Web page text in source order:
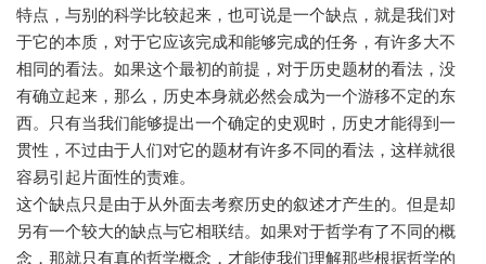
特点，与别的科学比较起来，也可说是一个缺点，就是我们对
于它的本质，对于它应该完成和能够完成的任务，有许多大不
相同的看法。如果这个最初的前提，对于历史题材的看法，没
有确立起来，那么，历史本身就必然会成为一个游移不定的东
西。只有当我们能够提出一个确定的史观时，历史才能得到一
贯性，不过由于人们对它的题材有许多不同的看法，这样就很
容易引起片面性的责难。
这个缺点只是由于从外面去考察历史的叙述才产生的。但是却
另有一个较大的缺点与它相联结。如果对于哲学有了不同的概
念，那就只有真的哲学概念，才能使我们理解那些根据哲学的